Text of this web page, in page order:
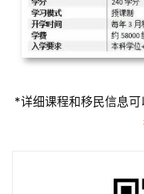
*详细课程和移民信息可